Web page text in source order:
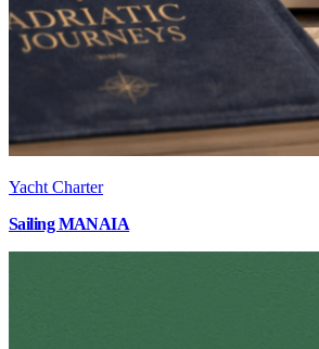
Yacht Charter
Sailing MANAIA